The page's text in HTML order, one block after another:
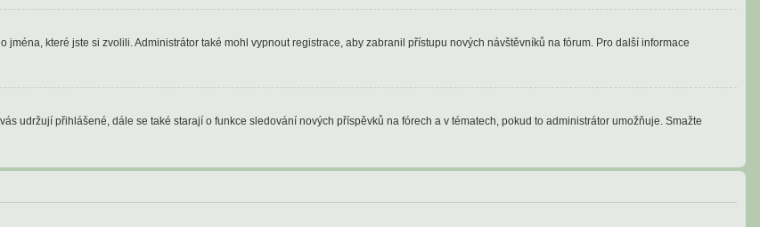
které jste si zvolili. Administrátor také mohl vypnout registrace, aby zabranil přístupu nových návštěvníků na fórum. Pro další informace
udržují přihlášené, dále se také starají o funkce sledování nových příspěvků na fórech a v tématech, pokud to administrátor umožňuje. Smažte